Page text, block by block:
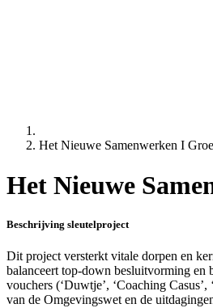
Het Nieuwe Samenwerken I
Het Nieuwe
Beschrijving sleutelproject
Dit project versterkt vitale dorpen en
balanceert top-down besluitvorming en
vouchers (‘Duwtje’, ‘Coaching
van de Omgevingswet en de